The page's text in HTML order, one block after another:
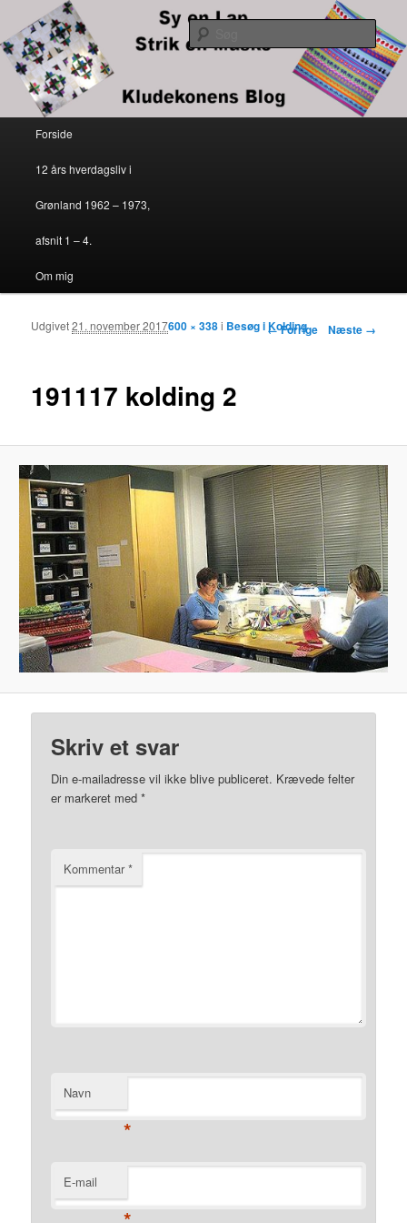
Sy en lap – strik en maske
Kludekonens blog
Søg
Fortsæt til primært indhold
Fortsæt til sekundært indhold
Forside
12 års hverdagsliv i
Grønland 1962 – 1973,
afsnit 1 – 4.
Om mig
Billednavigation
← Forrige Næste →
191117 kolding 2
Udgivet21. november 2017600 × 338i Besøg i Kolding
Skriv et svar
Din e-mailadresse vil ikke blive publiceret. Krævede felter
er markeret med*
Kommentar*
Navn
*
E-mail